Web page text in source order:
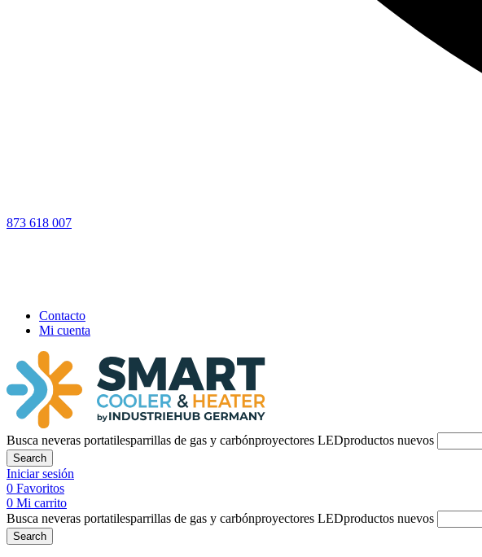
873 618 007
Contacto
Mi cuenta
Busca neveras portatilesparrillas de gas y carbónproyectores LEDproductos nuevos
Search
Iniciar sesión
0 Favoritos
0 Mi carrito
Busca neveras portatilesparrillas de gas y carbónproyectores LEDproductos nuevos
Search